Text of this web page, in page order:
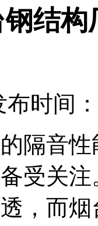
结
布时间
隔音
受关
，而